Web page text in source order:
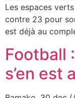
Les espaces
contre 23 pour
est déjà au
Football
s’en est